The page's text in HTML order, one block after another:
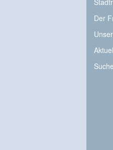
Der
Suche